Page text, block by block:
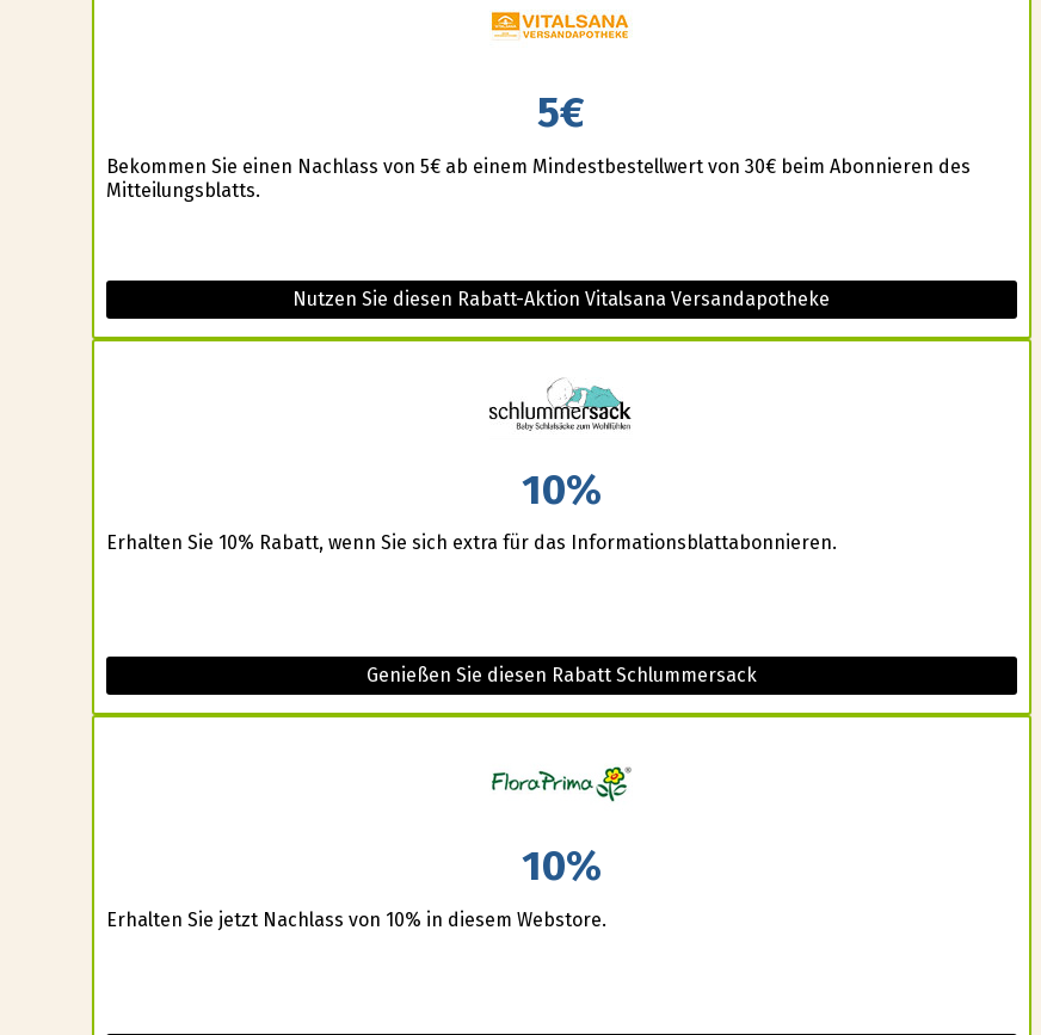
5€
Bekommen Sie einen Nachlass von 5€ ab einem Mindestbestellwert von 30€ beim Abonnieren des
Mitteilungsblatts.
Nutzen Sie diesen Rabatt-Aktion Vitalsana Versandapotheke
10%
Erhalten Sie 10% Rabatt, wenn Sie sich extra für das Informationsblattabonnieren.
Genießen Sie diesen Rabatt Schlummersack
10%
Erhalten Sie jetzt Nachlass von 10% in diesem Webstore.